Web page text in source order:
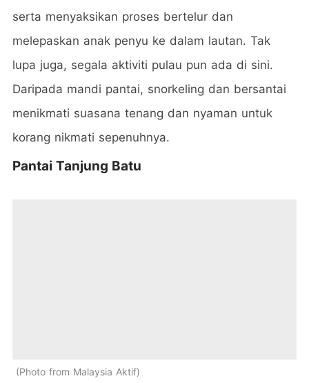
serta menyaksikan proses bertelur dan
melepaskan anak penyu ke dalam lautan. Tak
lupa juga, segala aktiviti pulau pun ada di sini.
Daripada mandi pantai, snorkeling dan bersantai
menikmati suasana tenang dan nyaman untuk
korang nikmati sepenuhnya.
Pantai Tanjung Batu
Photo from Malaysia Aktif